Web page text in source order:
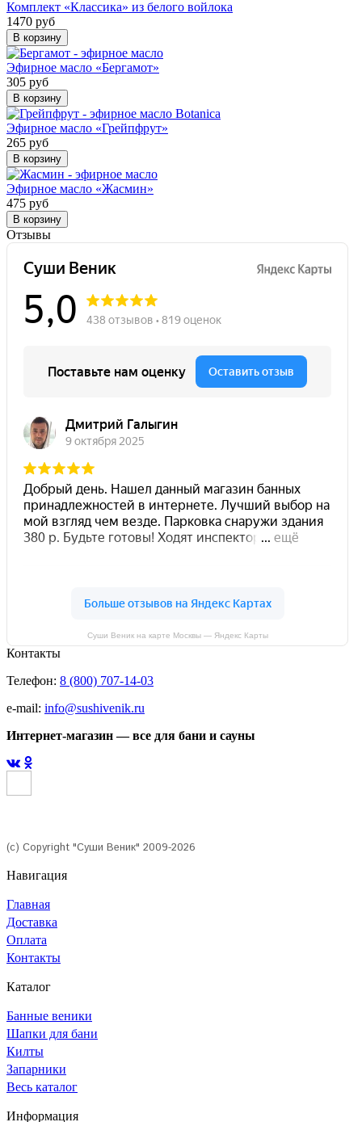
Комплект «Классика» из белого войлока
1470 руб
В корзину
Эфирное масло «Бергамот»
305 руб
В корзину
Эфирное масло «Грейпфрут»
265 руб
В корзину
Эфирное масло «Жасмин»
475 руб
В корзину
Отзывы
Суши Веник на карте Москвы — Яндекс Карты
Контакты
Телефон: 8 (800) 707-14-03
e-mail: info@sushivenik.ru
Интернет-магазин — все для бани и сауны
(с) Copyright "Суши Веник" 2009-2026
Навигация
Главная
Доставка
Оплата
Контакты
Каталог
Банные веники
Шапки для бани
Килты
Запарники
Весь каталог
Информация